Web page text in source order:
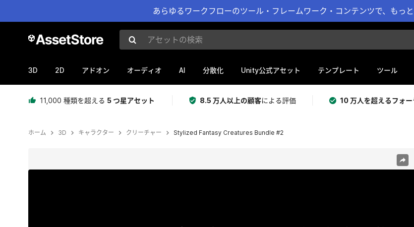
あらゆるワークフローのツール・フレームワーク・コンテンツで、もっ
アセットの検索
3D 2D アドオン オーディオ AI 分散化 Unity公式アセット テンプレート ツール
11,000 種類を超える 5 つ星アセット 8.5 万人以上の顧客による評価 10 万人を超えるフォ
ホーム 3D キャラクター クリーチャー Stylized Fantasy Creatures Bundle #2